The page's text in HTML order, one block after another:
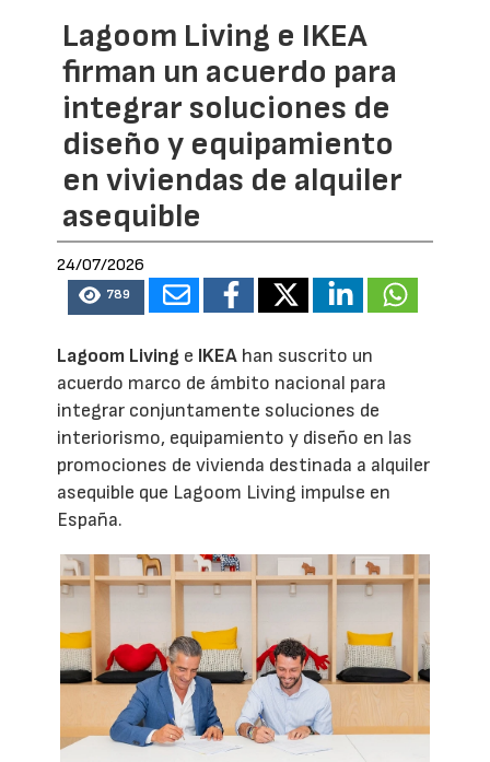
Lagoom Living e IKEA
firman un acuerdo para
integrar soluciones de
diseño y equipamiento
en viviendas de alquiler
asequible
24/07/2026
789
Lagoom Living e IKEA han suscrito un
acuerdo marco de ámbito nacional para
integrar conjuntamente soluciones de
interiorismo, equipamiento y diseño en las
promociones de vivienda destinada a alquiler
asequible que Lagoom Living impulse en
España.